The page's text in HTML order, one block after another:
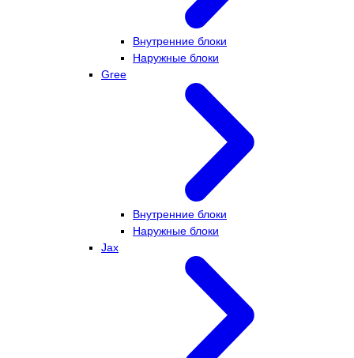
Внутренние блоки
Наружные блоки
Gree
Внутренние блоки
Наружные блоки
Jax